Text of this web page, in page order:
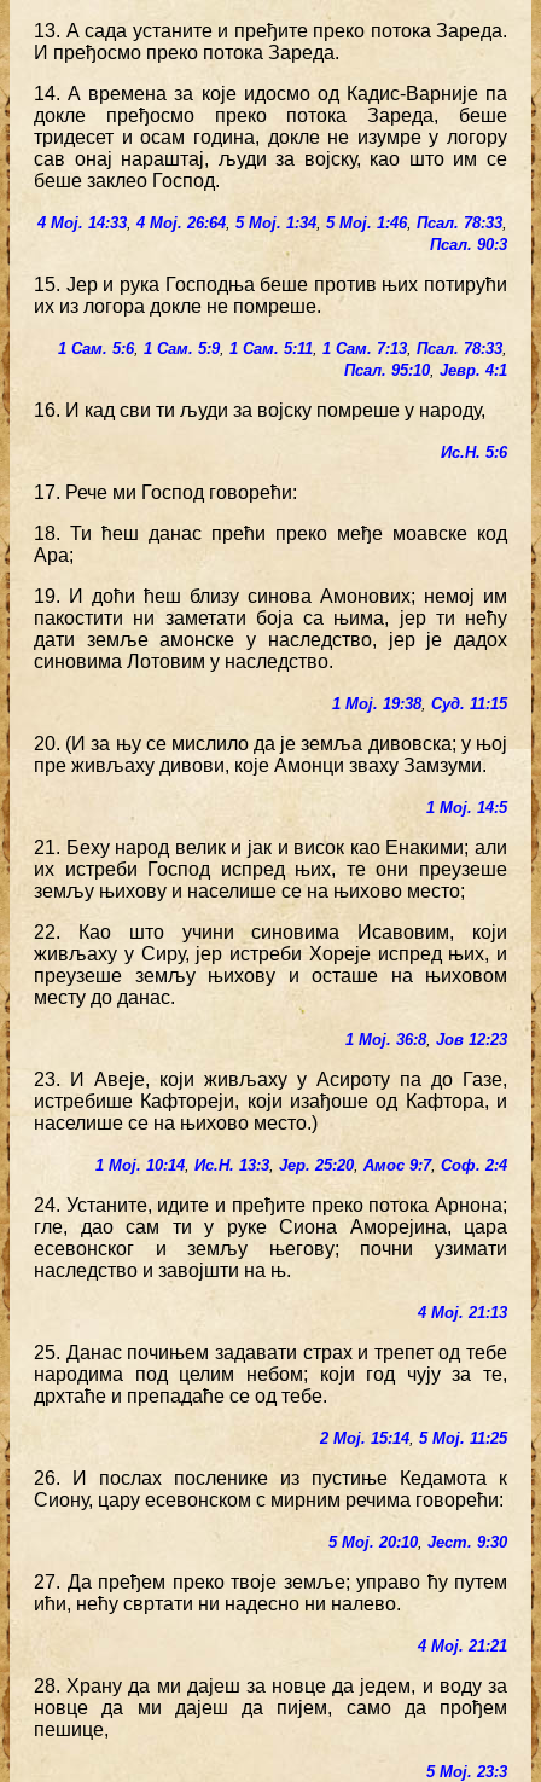
13. А сада устаните и пређите преко потока Зареда.
И пређосмо преко потока Зареда.
14. А времена за које идосмо од Кадис-Варније па
докле пређосмо преко потока Зареда, беше
тридесет и осам година, докле не изумре у логору
сав онај нараштај, људи за војску, као што им се
беше заклео Господ.
4 Мој. 14:33, 4 Мој. 26:64, 5 Мој. 1:34, 5 Мој. 1:46, Псал. 78:33,
Псал. 90:3
15. Јер и рука Господња беше против њих потирући
их из логора докле не помреше.
1 Сам. 5:6, 1 Сам. 5:9, 1 Сам. 5:11, 1 Сам. 7:13, Псал. 78:33,
Псал. 95:10, Јевр. 4:1
16. И кад сви ти људи за војску помреше у народу,
Ис.Н. 5:6
17. Рече ми Господ говорећи:
18. Ти ћеш данас прећи преко међе моавске код
Ара;
19. И доћи ћеш близу синова Амонових; немој им
пакостити ни заметати боја са њима, јер ти нећу
дати земље амонске у наследство, јер је дадох
синовима Лотовим у наследство.
1 Мој. 19:38, Суд. 11:15
20. (И за њу се мислило да је земља дивовска; у њој
пре живљаху дивови, које Амонци зваху Замзуми.
1 Мој. 14:5
21. Беху народ велик и јак и висок као Енакими; али
их истреби Господ испред њих, те они преузеше
земљу њихову и населише се на њихово место;
22. Као што учини синовима Исавовим, који
живљаху у Сиру, јер истреби Хореје испред њих, и
преузеше земљу њихову и осташе на њиховом
месту до данас.
1 Мој. 36:8, Јов 12:23
23. И Авеје, који живљаху у Асироту па до Газе,
истребише Кафтореји, који изађоше од Кафтора, и
населише се на њихово место.)
1 Мој. 10:14, Ис.Н. 13:3, Јер. 25:20, Амос 9:7, Соф. 2:4
24. Устаните, идите и пређите преко потока Арнона;
гле, дао сам ти у руке Сиона Аморејина, цара
есевонског и земљу његову; почни узимати
наследство и завојшти на њ.
4 Мој. 21:13
25. Данас почињем задавати страх и трепет од тебе
народима под целим небом; који год чују за те,
дрхтаће и препадаће се од тебе.
2 Мој. 15:14, 5 Мој. 11:25
26. И послах посленике из пустиње Кедамота к
Сиону, цару есевонском с мирним речима говорећи:
5 Мој. 20:10, Јест. 9:30
27. Да пређем преко твоје земље; управо ћу путем
ићи, нећу свртати ни надесно ни налево.
4 Мој. 21:21
28. Храну да ми дајеш за новце да једем, и воду за
новце да ми дајеш да пијем, само да прођем
пешице,
5 Мој. 23:3